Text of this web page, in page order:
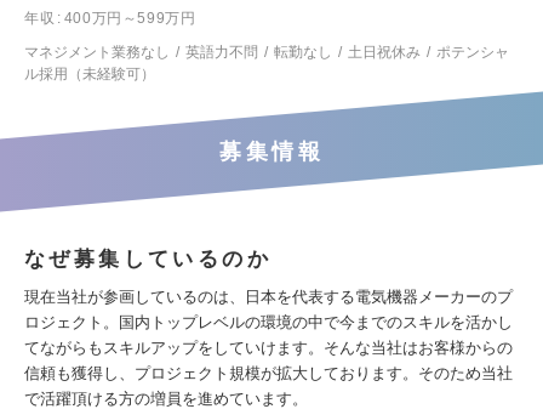
年収
400万円～599万円
マネジメント業務なし
英語力不問 転勤なし 土日祝休み
ポテンシャ
ル採用（未経験可）
募集情報
なぜ募集しているのか
現在当社が参画しているのは、⽇本を代表する電気機器メーカーのプ
ロジェクト。国内トップレベルの環境の中で今までのスキルを活かし
てながらもスキルアップをしていけます。そんな当社はお客様からの
信頼も獲得し、プロジェクト規模が拡大しております。そのため当社
で活躍頂ける方の増員を進めています。